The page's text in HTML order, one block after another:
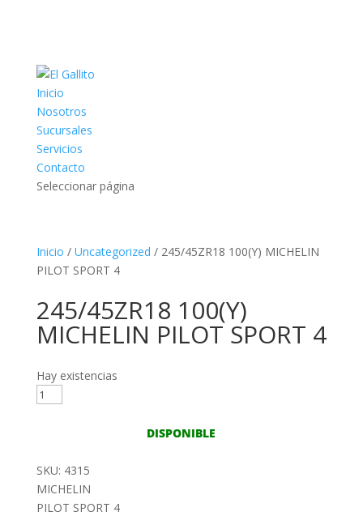
Inicio
Nosotros
Sucursales
Servicios
Contacto
Seleccionar página
Inicio / Uncategorized / 245/45ZR18 100(Y) MICHELIN
PILOT SPORT 4
245/45ZR18 100(Y)
MICHELIN PILOT SPORT 4
Hay existencias
245/45ZR18
SPORT
4
cantidad
DISPONIBLE
SKU: 4315
MICHELIN
PILOT SPORT 4